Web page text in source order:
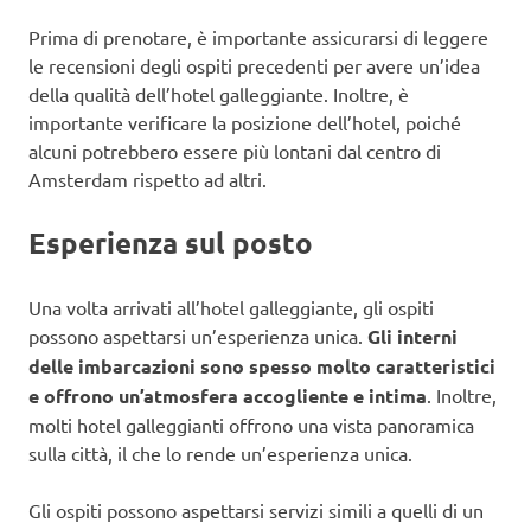
Prima di prenotare, è importante assicurarsi di leggere
le recensioni degli ospiti precedenti per avere un’idea
della qualità dell’hotel galleggiante. Inoltre, è
importante verificare la posizione dell’hotel, poiché
alcuni potrebbero essere più lontani dal centro di
Amsterdam rispetto ad altri.
Esperienza sul posto
Una volta arrivati all’hotel galleggiante, gli ospiti
possono aspettarsi un’esperienza unica. Gli interni
delle imbarcazioni sono spesso molto caratteristici
e offrono un’atmosfera accogliente e intima . Inoltre,
molti hotel galleggianti offrono una vista panoramica
sulla città, il che lo rende un’esperienza unica.
Gli ospiti possono aspettarsi servizi simili a quelli di un